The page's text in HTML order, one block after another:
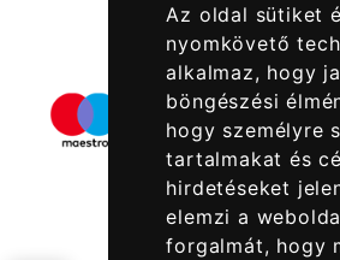
Az oldal sütiket
nyomkövető
alkalmaz, hogy
böngészési
hogy személyre
tartalmakat és
hirdetéseket
elemzi a
forgalmát, hogy